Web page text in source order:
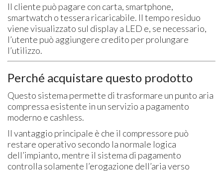
Il cliente può pagare con carta, smartphone,
smartwatch o tessera ricaricabile. Il tempo residuo
viene visualizzato sul display a LED e, se necessario,
l’utente può aggiungere credito per prolungare
l’utilizzo.
Perché acquistare questo prodotto
Questo sistema permette di trasformare un punto aria
compressa esistente in un servizio a pagamento
moderno e cashless.
Il vantaggio principale è che il compressore può
restare operativo secondo la normale logica
dell’impianto, mentre il sistema di pagamento
controlla solamente l’erogazione dell’aria verso